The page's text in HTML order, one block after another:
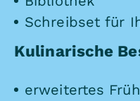
Schreibset für
Kulinarische
erweitertes